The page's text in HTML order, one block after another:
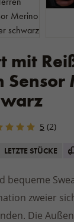
mit
Sensor
5 (2)
LETZTE STÜCKE
bequeme
zweier
Die